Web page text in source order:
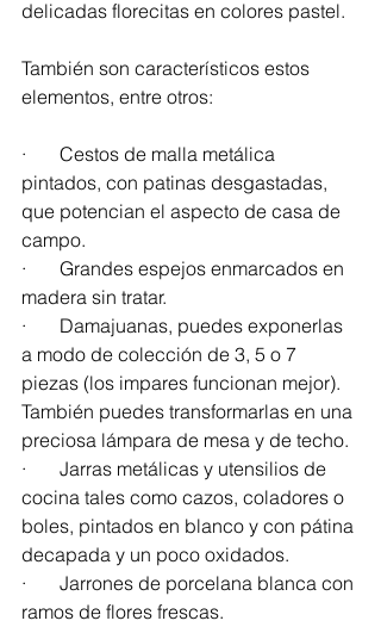
delicadas florecitas en colores pastel.
También son característicos estos
elementos, entre otros:
·       Cestos de malla metálica
pintados, con patinas desgastadas,
que potencian el aspecto de casa de
campo.
·       Grandes espejos enmarcados en
madera sin tratar.
·       Damajuanas, puedes exponerlas
a modo de colección de 3, 5 o 7
piezas (los impares funcionan mejor).
También puedes transformarlas en una
preciosa lámpara de mesa y de techo.
·       Jarras metálicas y utensilios de
cocina tales como cazos, coladores o
boles, pintados en blanco y con pátina
decapada y un poco oxidados.
·       Jarrones de porcelana blanca con
ramos de flores frescas.